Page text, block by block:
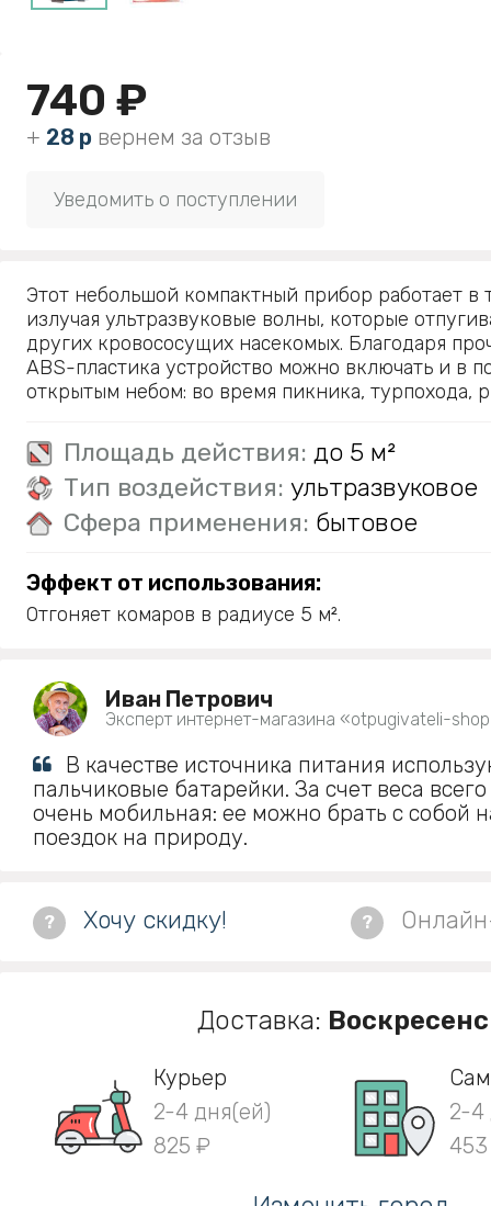
740 ₽
+ 28 р вернем за отзыв
Уведомить о поступлении
Этот небольшой компактный прибор работает в
излучая ультразвуковые волны, которые
других кровососущих насекомых. Благодаря
ABS-пластика устройство можно включать и в
открытым небом: во время пикника, турпохода,
Площадь действия: до 5 м²
Тип воздействия: ультразвуковое
Сфера применения: бытовое
Эффект от использования:
Отгоняет комаров в радиусе 5 м².
Иван Петрович
Эксперт интернет-магазина «otpugivateli-
В качестве источника питания
пальчиковые батарейки. За счет веса
очень мобильная: ее можно брать с собой
поездок на природу.
? Хочу скидку! ?
Доставка:
Курьер
2-4 дня(ей)
825 ₽
2-4